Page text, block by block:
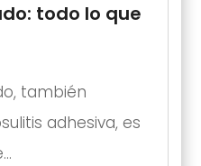
todo lo que
también
adhesiva, es